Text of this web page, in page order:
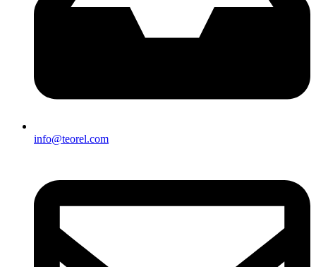
info@teorel.com